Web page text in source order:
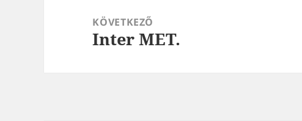
KÖVETKEZŐ
Következő
Inter MET.